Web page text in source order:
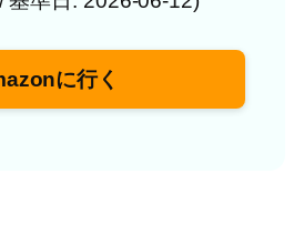
に行く